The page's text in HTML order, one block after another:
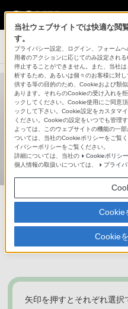
テレビ ブラビア
後悔しないテ
お部屋の広さや設置方法を選択
ンできます。テレビに合ったサウ
畳数とテレビの画面サイズを
ズの時には「おすすめ！」と
「もうワンサイズ大きくても
しないように、是非シュミレ
矢印を押すとそれぞれ選択
当社ウェブサイトでは快適な閲
す。
プライバシー設定、ログイン、フォーム
用者のアクションに応じてのみ設定され
停止することができません。また、当社
析するため、あるいは個々のお客様に対
供する等の目的のため、Cookieおよび類
あります。それらのCookieの受け入れを
ックしてください。Cookie使用にご同意
ックして下さい。Cookie設定をカスタマ
ください。Cookieの設定をいつでも管理
よっては、このウェブサイトの機能の一
ついては、当社のCookieポリシーをご覧
イバシーポリシーをご覧ください。
詳細については、当社の
Cookieポリシー
個人情報の取扱いについては、
プライ
Cookie
Cookie